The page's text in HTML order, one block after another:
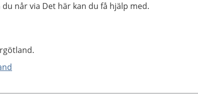
når via Det här kan du få hjälp med.